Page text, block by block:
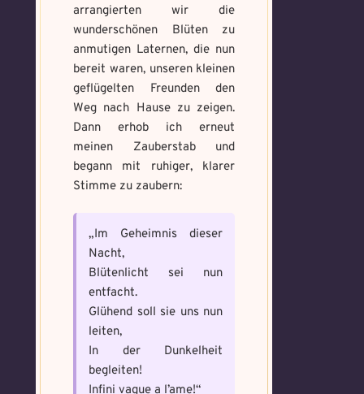
arrangierten wir die
wunderschönen Blüten zu
anmutigen Laternen, die nun
bereit waren, unseren kleinen
geflügelten Freunden den
Weg nach Hause zu zeigen.
Dann erhob ich erneut
meinen Zauberstab und
begann mit ruhiger, klarer
Stimme zu zaubern:
„Im Geheimnis dieser
Nacht,
Blütenlicht sei nun
entfacht.
Glühend soll sie uns nun
leiten,
In der Dunkelheit
begleiten!
Infini vague a l’ame!“